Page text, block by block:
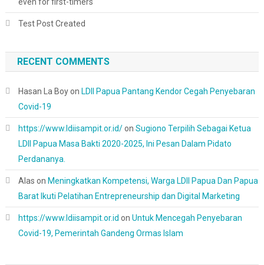
Test Post Created
RECENT COMMENTS
Hasan La Boyon LDII Papua Pantang Kendor Cegah Penyebaran
Covid-19
https://www.ldiisampit.or.id/on Sugiono Terpilih Sebagai Ketua
LDII Papua Masa Bakti 2020-2025, Ini Pesan Dalam Pidato
Perdananya.
Alas on Meningkatkan Kompetensi, Warga LDII Papua Dan Papua
Barat Ikuti Pelatihan Entrepreneurship dan Digital Marketing
https://www.ldiisampit.or.id on Untuk Mencegah Penyebaran
Covid-19, Pemerintah Gandeng Ormas Islam